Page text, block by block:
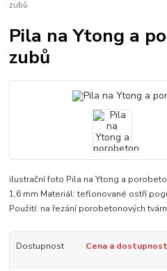
zubů
Pila na Ytong a
zubů
ilustrační foto Pila na Ytong a
1,6 mm Materiál: teflonované ostří
Použití: na řezání porobetonových
Dostupnost Cena a